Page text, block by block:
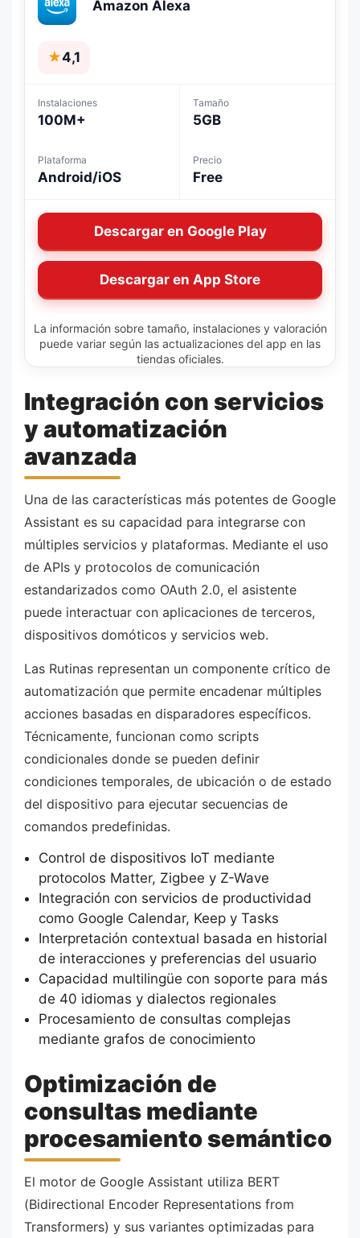
Amazon Alexa
★4,1
Instalaciones
100M+
Tamaño
5GB
Plataforma
Android/iOS
Precio
Free
Descargar en Google Play
Descargar en App Store
La información sobre tamaño, instalaciones y valoración
puede variar según las actualizaciones del app en las
tiendas oficiales.
Integración con servicios
y automatización
avanzada
Una de las características más potentes de Google
Assistant es su capacidad para integrarse con
múltiples servicios y plataformas. Mediante el uso
de APIs y protocolos de comunicación
estandarizados como OAuth 2.0, el asistente
puede interactuar con aplicaciones de terceros,
dispositivos domóticos y servicios web.
Las Rutinas representan un componente crítico de
automatización que permite encadenar múltiples
acciones basadas en disparadores específicos.
Técnicamente, funcionan como scripts
condicionales donde se pueden definir
condiciones temporales, de ubicación o de estado
del dispositivo para ejecutar secuencias de
comandos predefinidas.
Control de dispositivos IoT mediante
protocolos Matter, Zigbee y Z-Wave
Integración con servicios de productividad
como Google Calendar, Keep y Tasks
Interpretación contextual basada en historial
de interacciones y preferencias del usuario
Capacidad multilingüe con soporte para más
de 40 idiomas y dialectos regionales
Procesamiento de consultas complejas
mediante grafos de conocimiento
Optimización de
consultas mediante
procesamiento semántico
El motor de Google Assistant utiliza BERT
(Bidirectional Encoder Representations from
Transformers) y sus variantes optimizadas para